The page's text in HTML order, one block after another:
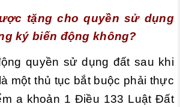
tặng cho quyền sử dụng
ký biến động không?
quyền sử dụng đất sau khi
một thủ tục bắt buộc phải thực
a khoản 1 Điều 133 Luật Đất